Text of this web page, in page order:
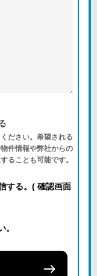
ださい。希望される
件情報や弊社からの
ることも可能です。
する。( 確認画面
。